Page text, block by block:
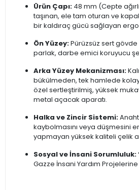
Ürün Çapı: 48 mm (Cepte
taşınan, ele tam oturan ve
bir kaldıraç gücü sağlayan
Ön Yüzey:Pürüzsüz sert
parlak, darbe emici koruyucu
Arka Yüzey Mekanizması:
bükülmeden, tek hamlede
özel sertleştirilmiş, yüksek
metal açacak aparatı.
Halka ve Zincir Sistemi:
kaybolmasını veya düşmesini
yapmayan yüksek kaliteli çelik
Sosyal ve İnsani Sorumluluk:
Gazze İnsani Yardım